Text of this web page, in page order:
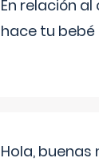
En relación
hace tu bebé
Hola, buenas